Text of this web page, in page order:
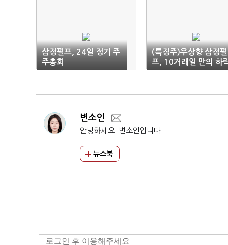
삼정펄프, 24일 정기 주
주총회
(특징주)우상향 삼정펄
프, 10거래일 만의 하
변소인
안녕하세요. 변소인입니다.
뉴스북